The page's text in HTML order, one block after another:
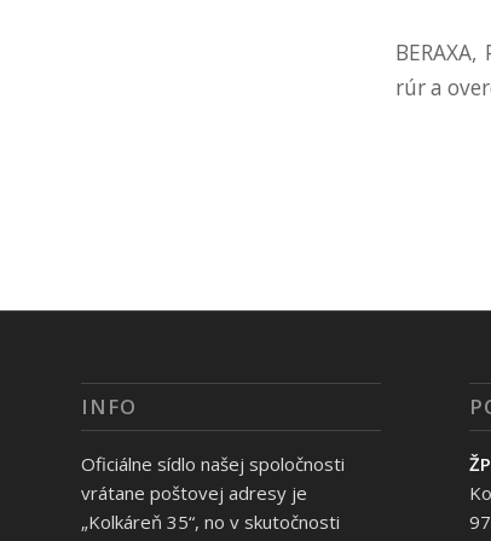
rúr a
INFO
Oficiálne sídlo našej spoločnosti
vrátane poštovej adresy je
„Kolkáreň 35“, no v skutočnosti